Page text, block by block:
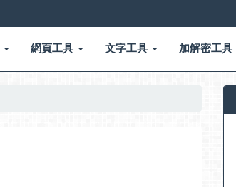
網頁工具 文字工具 加解密工具